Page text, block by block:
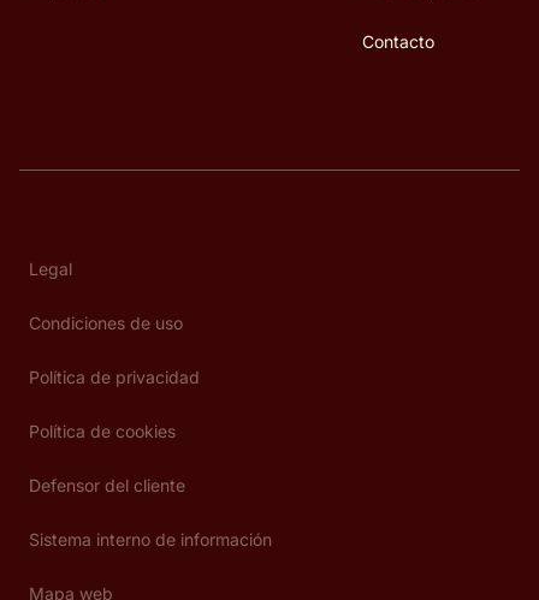
Contacto
Legal
Condiciones de uso
Política de privacidad
Política de cookies
Defensor del cliente
Sistema interno de información
Mapa web